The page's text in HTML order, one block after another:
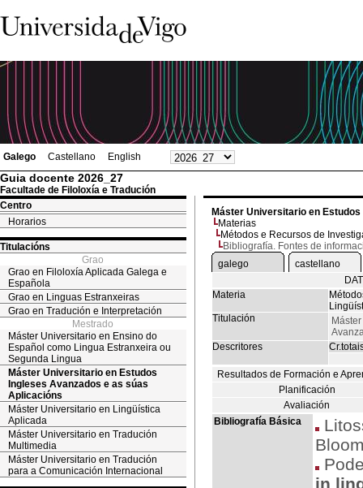
Galego Castellano English
Guia docente 2026_27
Facultade de Filoloxía e Tradución
Centro
Horarios
Titulacións
Grao
Grao en Filoloxía Aplicada Galega e
Española
Grao en Linguas Estranxeiras
Grao en Tradución e Interpretación
Mestrado
Máster Universitario en Ensino do
Español como Lingua Estranxeira ou
Segunda Lingua
Máster Universitario en Estudos
Ingleses Avanzados e as súas
Aplicacións
Máster Universitario en Lingüística
Aplicada
Máster Universitario en Tradución
Multimedia
Máster Universitario en Tradución
para a Comunicación Internacional
Máster Universitario en
Materias
Métodos e Recursos de
Bibliografía. Fontes de
galego
castellano
Materia
Titulación
Descritores
Resultados de Formación e
Planificación
Avaliación
Bibliografía Básica
in